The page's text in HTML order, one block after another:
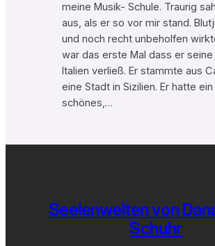
meine Musik- Schule. Traurig
aus, als er so vor mir stand.
und noch recht unbeholfen
war das erste Mal dass er seine
Italien verließ. Er stammte aus
eine Stadt in Sizilien. Er hatte
schönes,…
Seelenwelten von
Schuhr